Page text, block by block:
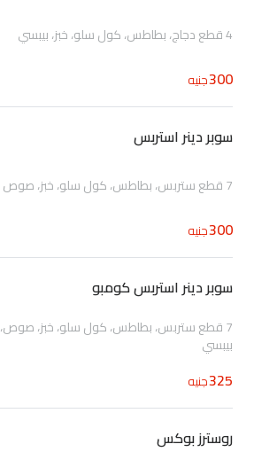
4 قطع دجاج، بطاطس، كول سلو، خبز، بيبسي
300جنيه
سوبر دينر استربس
7 قطع ستربس، بطاطس، كول سلو، خبز، صوص
300جنيه
سوبر دينر استربس كومبو
7 قطع ستربس، بطاطس، كول سلو، خبز، صوص،
بيبسي
325جنيه
روسترز بوكس